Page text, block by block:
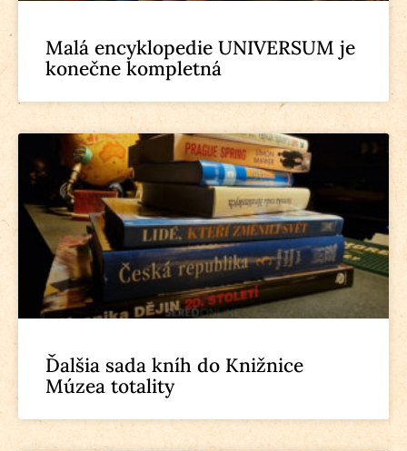
Malá encyklopedie UNIVERSUM je
konečne kompletná
Ďalšia sada kníh do Knižnice
Múzea totality